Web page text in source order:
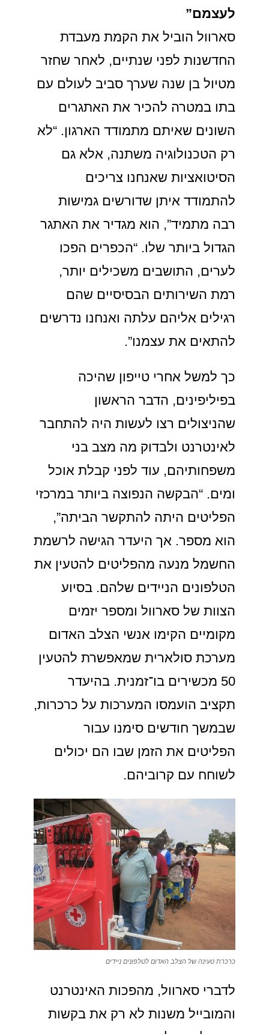
לעצמם”
סארוול הוביל את הקמת מעבדת
החדשנות לפני שנתיים, לאחר שחזר
מטיול בן שנה שערך סביב לעולם עם
בתו במטרה להכיר את האתגרים
השונים שאיתם מתמודד הארגון. “לא
רק הטכנולוגיה משתנה, אלא גם
הסיטואציות שאנחנו צריכים
להתמודד איתן שדורשים גמישות
רבה מתמיד”, הוא מגדיר את האתגר
הגדול ביותר שלו. “הכפרים הפכו
לערים, התושבים משכילים יותר,
רמת השירותים הבסיסיים שהם
רגילים אליהם עלתה ואנחנו נדרשים
להתאים את עצמנו”.
כך למשל אחרי טייפון שהיכה
בפיליפינים, הדבר הראשון
שהניצולים רצו לעשות היה להתחבר
לאינטרנט ולבדוק מה מצב בני
משפחותיהם, עוד לפני קבלת אוכל
ומים. “הבקשה הנפוצה ביותר במרכזי
הפליטים היתה להתקשר הביתה”,
הוא מספר. אך היעדר הגישה לרשמת
החשמל מנעה מהפליטים להטעין את
הטלפונים הניידים שלהם. בסיוע
הצוות של סארוול ומספר יזמים
מקומיים הקימו אנשי הצלב האדום
מערכת סולארית שמאפשרת להטעין
50 מכשירים בו־זמנית. בהיעדר
תקציב הועמסו המערכות על כרכרות,
שבמשך חודשים סימנו עבור
הפליטים את הזמן שבו הם יכולים
לשוחח עם קרוביהם.
כרכרת טעינה של הצלב האדום לטלפונים ניידים
לדברי סארוול, מהפכות האינטרנט
והמובייל משנות לא רק את בקשות